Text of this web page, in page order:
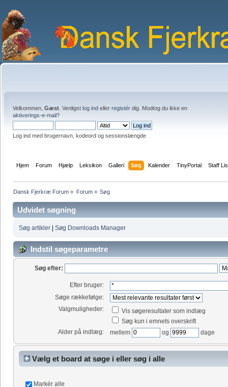
Velkommen, Gæst . Venligst log ind eller registér dig. Modtog du ikke en
aktiverings-e-mail?
Log ind med brugernavn, kodeord og sessionslængde
Hjem Forum Hjælp Leksikon Galleri Søg Kalender TinyPortal Staff
Dansk Fjerkræ Forum » Forum» Søg
Udvidet søgning
Søg artikler |Søg Downloads Manager
Indstil søgeparametre
Søg efter:
Efter bruger:
Søge rækkefølge:
Valgmuligheder:
Vis søgeresultater som indlæg
Søg kun i emnets overskrift
Alder på indlæg:
mellem og dage
Vælg et board at søge i eller søg i alle
Markér alle